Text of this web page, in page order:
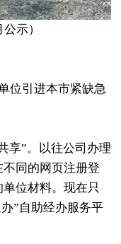
示）
位引进本市紧缺急
享”。以往公司办理
同的网页注册登
位材料。现在只
”自助经办服务平